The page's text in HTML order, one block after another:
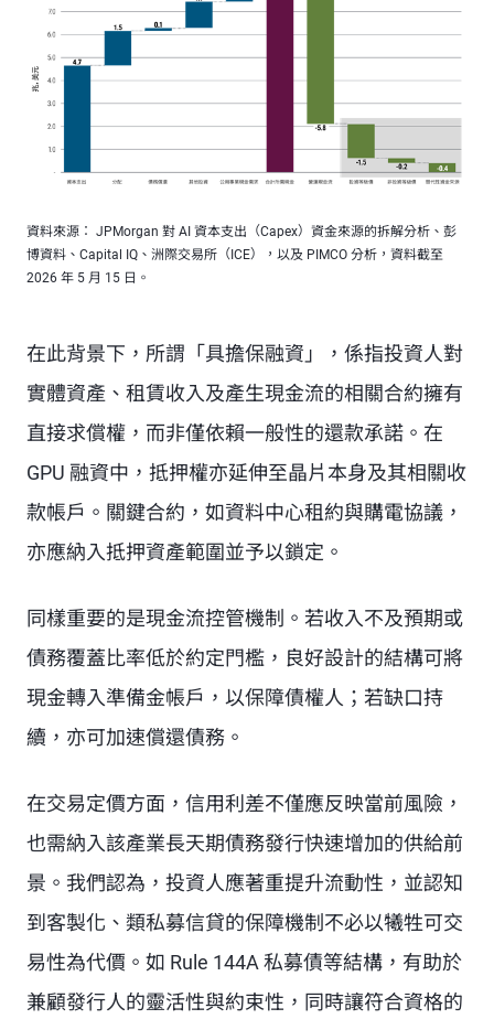
資料來源： JPMorgan 對 AI 資本支出（Capex）資金來源的拆解分析、彭
博資料、Capital IQ、洲際交易所（ICE），以及 PIMCO 分析，資料截至
2026 年 5 月 15 日。
在此背景下，所謂「具擔保融資」，係指投資人對
實體資產、租賃收入及產生現金流的相關合約擁有
直接求償權，而非僅依賴一般性的還款承諾。在
GPU 融資中，抵押權亦延伸至晶片本身及其相關收
款帳戶。關鍵合約，如資料中心租約與購電協議，
亦應納入抵押資產範圍並予以鎖定。
同樣重要的是現金流控管機制。若收入不及預期或
債務覆蓋比率低於約定門檻，良好設計的結構可將
現金轉入準備金帳戶，以保障債權人；若缺口持
續，亦可加速償還債務。
在交易定價方面，信用利差不僅應反映當前風險，
也需納入該產業長天期債務發行快速增加的供給前
景。我們認為，投資人應著重提升流動性，並認知
到客製化、類私募信貸的保障機制不必以犧牲可交
易性為代價。如 Rule 144A 私募債等結構，有助於
兼顧發行人的靈活性與約束性，同時讓符合資格的